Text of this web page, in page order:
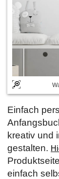
Einfach
kreativ und
gestalten.
einfach